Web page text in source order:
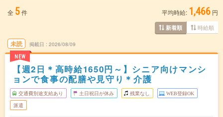
全 5件 平均時給: 1,466 円
新着順 時給順
未読
NEW
掲載日 2026/08/09
【週2日＊高時給1650円～】シニア向けマンシ
ョンで食事の配膳や見守り＊介護
交通費別途支給あり 土日祝日が休み 残業なし WEB登録OK
派遣